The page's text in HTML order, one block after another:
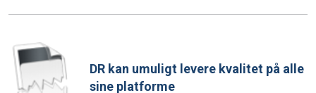
DR kan umuligt levere kvalitet på alle
sine platforme